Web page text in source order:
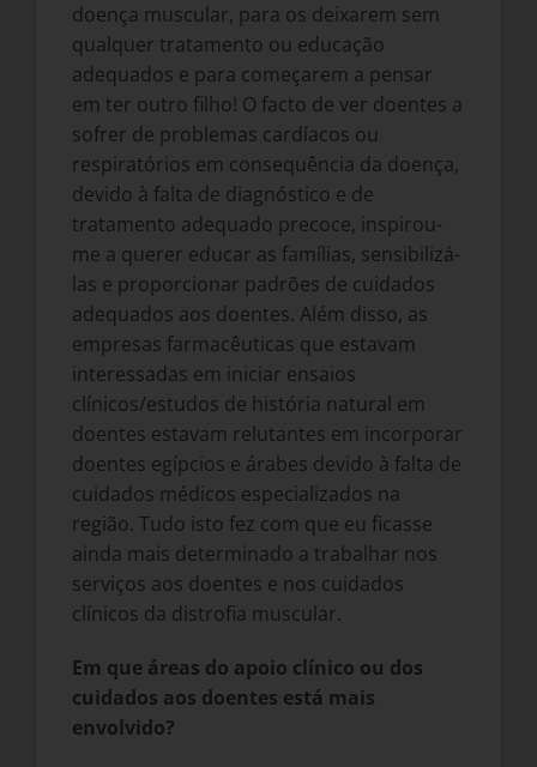
doença muscular, para os deixarem sem
qualquer tratamento ou educação
adequados e para começarem a pensar
em ter outro filho! O facto de ver doentes a
sofrer de problemas cardíacos ou
respiratórios em consequência da doença,
devido à falta de diagnóstico e de
tratamento adequado precoce, inspirou-
me a querer educar as famílias, sensibilizá-
las e proporcionar padrões de cuidados
adequados aos doentes. Além disso, as
empresas farmacêuticas que estavam
interessadas em iniciar ensaios
clínicos/estudos de história natural em
doentes estavam relutantes em incorporar
doentes egípcios e árabes devido à falta de
cuidados médicos especializados na
região. Tudo isto fez com que eu ficasse
ainda mais determinado a trabalhar nos
serviços aos doentes e nos cuidados
clínicos da distrofia muscular.
Em que áreas do apoio clínico ou dos
cuidados aos doentes está mais
envolvido?